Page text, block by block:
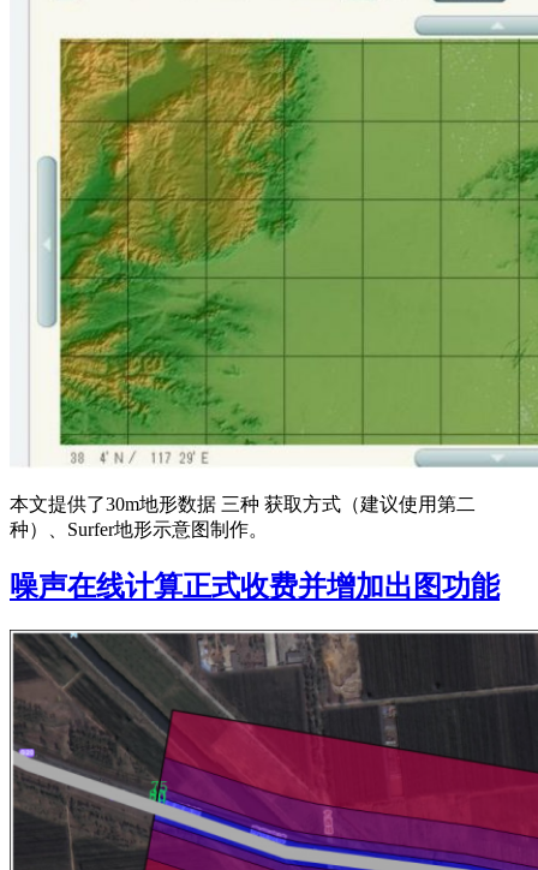
本文提供了30m地形数据 三种 获取方式（建议使用第二
种）、Surfer地形示意图制作。
噪声在线计算正式收费并增加出图功能